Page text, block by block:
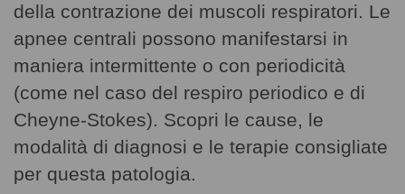
della contrazione dei muscoli respiratori. Le
apnee centrali possono manifestarsi in
maniera intermittente o con periodicità
(come nel caso del respiro periodico e di
Cheyne-Stokes). Scopri le cause, le
modalità di diagnosi e le terapie consigliate
per questa patologia.